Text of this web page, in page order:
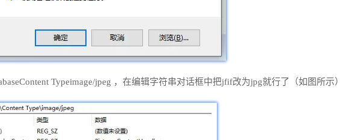
Typeimage/jpeg ，在编辑字符串对话框中把jfif改为jpg就行了（如图所示